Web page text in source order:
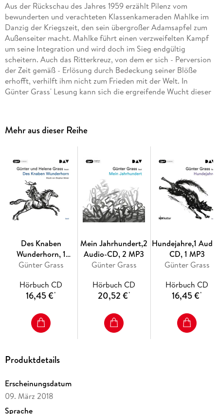
Aus der Rückschau des Jahres 1959 erzählt Pilenz vom
bewunderten und verachteten Klassenkameraden Mahlke im
Danzig der Kriegszeit, den sein übergroßer Adamsapfel zum
Außenseiter macht. Mahlke führt einen verzweifelten Kampf
um seine Integration und wird doch im Sieg endgültig
scheitern. Auch das Ritterkreuz, von dem er sich - Perversion
der Zeit gemäß - Erlösung durch Bedeckung seiner Blöße
erhofft, verhilft ihm nicht zum Frieden mit der Welt. In
Günter Grass' Lesung kann sich die ergreifende Wucht dieser
Mehr aus dieser Reihe
Des Knaben
Wunderhorn, 1
Audio-CD, 1 MP3
Günter Grass
Hörbuch CD
16,45 €*
Mein Jahrhundert,2
Audio-CD, 2 MP3
Günter Grass
Hörbuch CD
20,52 €*
Hundejahre,1
CD, 1 MP3
Günter Grass
Hörbuch CD
16,45 €*
Produktdetails
Erscheinungsdatum
09. März 2018
Sprache